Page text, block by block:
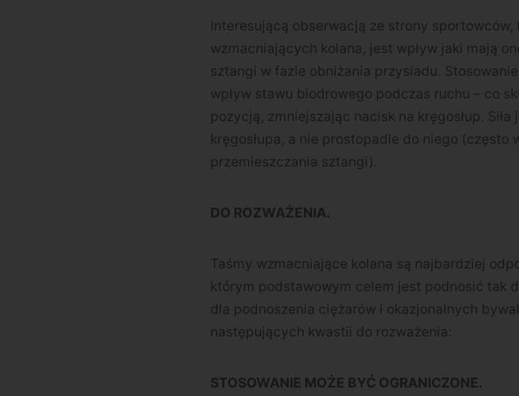
Interesującą obserwacją ze strony
wzmacniających kolana, jest wpływ jaki mają
sztangi w fazie obniżania przysiadu.
wpływ stawu biodrowego podczas ruchu – co
pozycją, zmniejszając nacisk na kręgosłup.
kręgosłupa, a nie prostopadle do niego (często
przemieszczania sztangi).
DO ROZWAŻENIA.
Taśmy wzmacniające kolana są najbardziej
którym podstawowym celem jest podnosić tak
dla podnoszenia ciężarów i okazjonalnych
następujących kwastii do rozważenia:
STOSOWANIE MOŻE BYĆ OGRANICZONE.